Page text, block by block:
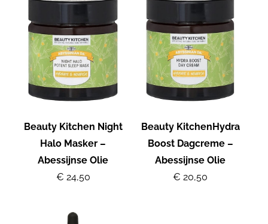
Beauty Kitchen Night
Halo Masker –
Abessijnse Olie
€ 24,50
Beauty KitchenHydra
Boost Dagcreme –
Abessijnse Olie
€ 20,50